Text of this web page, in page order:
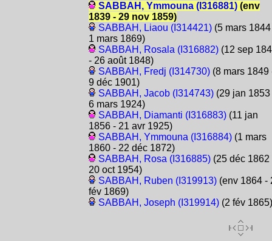
SABBAH, Ymmouna (I316881)(env
1839 - 29 nov 1859)
SABBAH, Liaou (I314421)(5 mars 1844
1 mars 1869)
SABBAH, Rosala (I316882)(12 sep
- 26 août 1848)
SABBAH, Fredj (I314730)(8 mars 1849
9 déc 1901)
SABBAH, Jacob (I314743)(29 jan 1853
6 mars 1924)
SABBAH, Diamanti (I316883)(11 jan
1856 - 21 avr 1925)
SABBAH, Ymmouna (I316884)(1 mars
1860 - 22 déc 1872)
SABBAH, Rosa (I316885)(25 déc 1862
20 oct 1954)
SABBAH, Ruben (I319913)(env 1864 -
fév 1869)
SABBAH, Joseph (I319914)(2 fév 1865)